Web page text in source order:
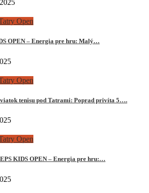
Open
OPEN – Energia pre hru: Malý…
Open
tenisu pod Tatrami: Poprad privíta 5….
Open
KIDS OPEN – Energia pre hru:…